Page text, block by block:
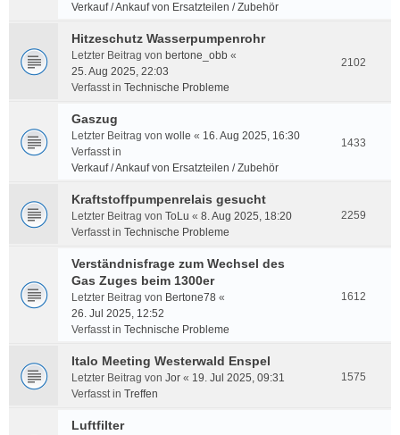
Verkauf / Ankauf von Ersatzteilen / Zubehör
Hitzeschutz Wasserpumpenrohr
Letzter Beitrag von bertone_obb «
25. Aug 2025, 22:03
Verfasst in Technische Probleme
2102
Gaszug
Letzter Beitrag von wolle « 16. Aug 2025, 16:30
Verfasst in
Verkauf / Ankauf von Ersatzteilen / Zubehör
1433
Kraftstoffpumpenrelais gesucht
Letzter Beitrag von ToLu « 8. Aug 2025, 18:20
Verfasst in Technische Probleme
2259
Verständnisfrage zum Wechsel des
Gas Zuges beim 1300er
Letzter Beitrag von Bertone78 «
26. Jul 2025, 12:52
Verfasst in Technische Probleme
1612
Italo Meeting Westerwald Enspel
Letzter Beitrag von Jor « 19. Jul 2025, 09:31
Verfasst in Treffen
1575
Luftfilter